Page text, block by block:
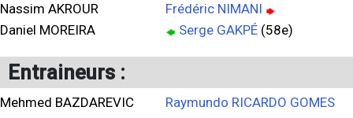
Nassim AKROUR
Daniel MOREIRA
Frédéric NIMANI
Serge GAKPÉ(58e)
Entraineurs :
Mehmed BAZDAREVIC Raymundo RICARDO GOMES